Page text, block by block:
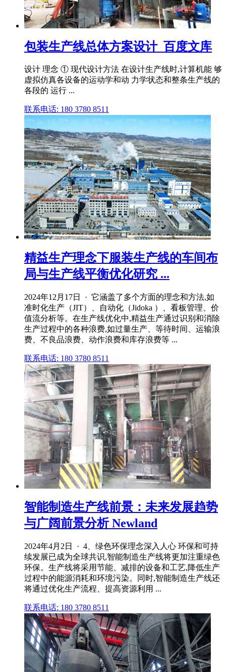
包装生产线总体方案设计_百度文库
设计 理念 ① 现代设计方法 在设计生产线时,计算机能 够
虚拟仿真各设备的运动学和动 力学状态和整条生产线的
各段的 运行 ...
联系电话: 180 3780 8511
精益生产理念下服装生产线的车间布
局与生产线平衡优化研究 ...
2024年12月17日 · 它涵盖了多个方面的理念和方法,如
准时化生产（JIT）、自动化（Jidoka ）、看板管理、价
值流分析等。在生产线优化中,精益生产通过识别和消除
生产过程中的各种浪费,如过量生产、等待时间、运输浪
费、不良品浪费、动作浪费和库存浪费等 ...
联系电话: 180 3780 8511
智能制造生产线前景：未来发展趋势
与广阔前景分析 Newland
2024年4月2日 · 4、绿色环保理念深入人心 环保和可持
续发展已成为全球共识,智能制造生产线将更加注重绿色
环保。生产线将采用节能、减排的设备和工艺,降低生产
过程中的能源消耗和环境污染。同时,智能制造生产线还
将通过优化生产流程、提高资源利用 ...
联系电话: 180 3780 8511